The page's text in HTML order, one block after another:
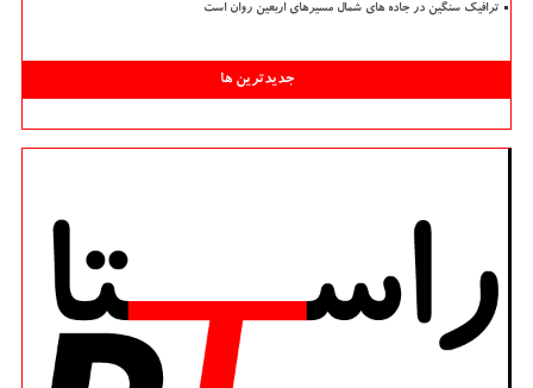
ترافیک سنگین در جاده های شمال مسیرهای اربعین روان است
جدیدترین ها